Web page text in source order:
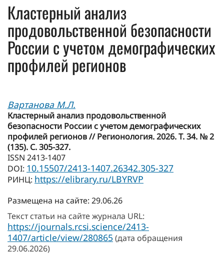
Кластерный анализ
продовольственной безопасности
России с учетом демографических
профилей регионов
Вартанова М.Л.
Кластерный анализ продовольственной
безопасности России с учетом демографических
профилей регионов // Регионология. 2026. Т. 34. № 2
(135). С. 305-327.
ISSN 2413-1407
DOI: 10.15507/2413-1407.26342.305-327
РИНЦ: https://elibrary.ru/LBYRVP
Размещена на сайте: 29.06.26
Текст статьи на сайте журнала URL:
https://journals.rcsi.science/2413-
1407/article/view/280865 (дата обращения
29.06.2026)